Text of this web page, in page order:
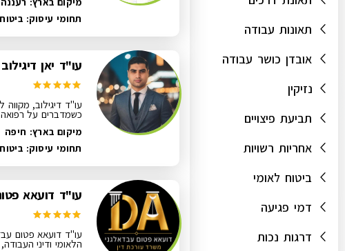
תאונות עבודה
אובדן כושר עבודה
נזיקין
תביעת פיצויים
אחריות רשויות
ביטוח לאומי
דמי פגיעה
דרגות נכות
תחומי עיסוק:
עו"ד יאן דיגילוב
עו"ד דיגילוב, מקווה
כשמדברים על
מיקום בארץ: חיפה
תחומי עיסוק:
עו"ד דועאא
עו"ד דועאא פטום
הלאומי ודיני